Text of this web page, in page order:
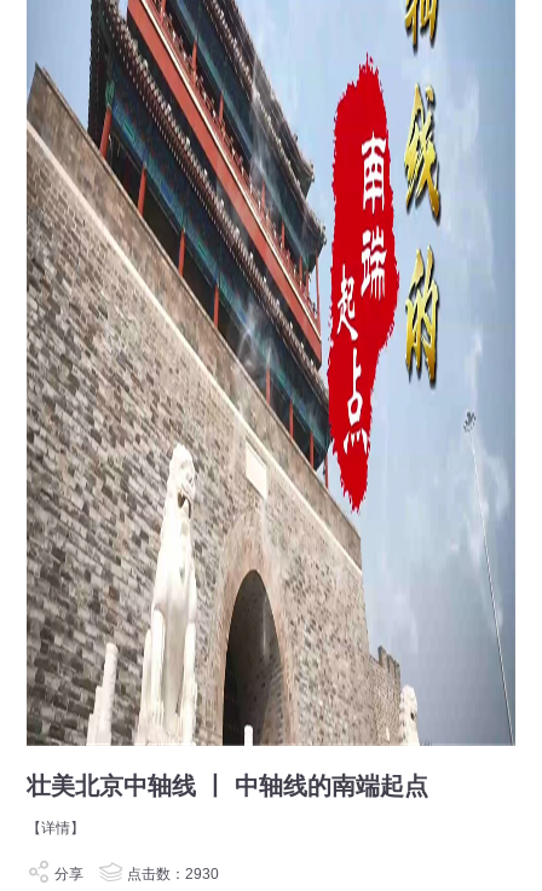
壮美北京中轴线 丨 中轴线的南端起点
【详情】
分享 点击数：2930